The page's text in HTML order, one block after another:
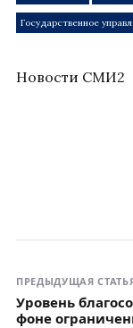
Государственное
Новости СМИ2
ПРЕДЫДУЩАЯ
Уровень
фоне